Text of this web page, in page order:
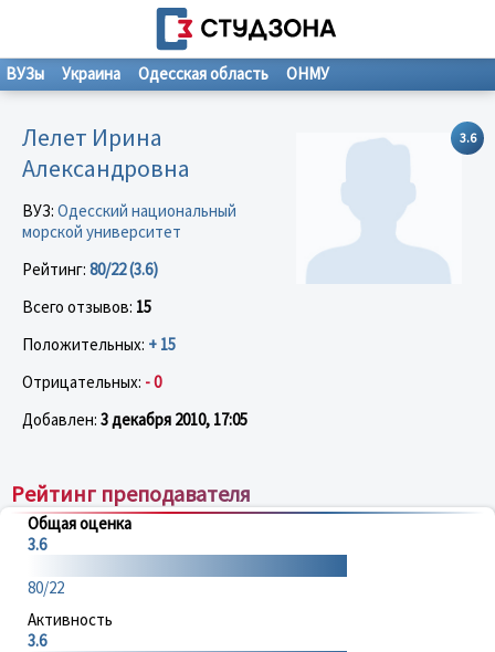
ВУЗы Украина Одесская область ОНМУ
3.6
Лелет Ирина
Александровна
ВУЗ: Одесский национальный
морской университет
Рейтинг: 80/22 (3.6)
Всего отзывов: 15
Положительных: + 15
Отрицательных: - 0
Добавлен: 3 декабря 2010, 17:05
Рейтинг преподавателя
Общая оценка
3.6
80/22
Активность
3.6